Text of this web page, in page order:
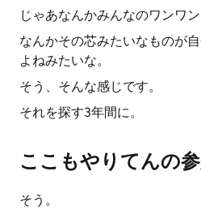
じゃあなんかみんなのワンワン
なんかその芯みたいなものが
よねみたいな。
そう、そんな感じです。
それを探す3年間に。
ここもやりてんの
そう。